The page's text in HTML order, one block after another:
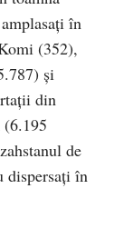
în
(352),
şi
din
de
dispersaţi în